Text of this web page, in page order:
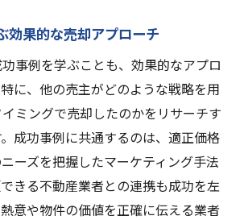
効果的な売却アプローチ
事例を学ぶことも、効果的なアプロ
に、他の売主がどのような戦略を用
ミングで売却したのかをリサーチす
成功事例に共通するのは、適正価格
ーズを把握したマーケティング手法
きる不動産業者との連携も成功を左
意や物件の価値を正確に伝える業者